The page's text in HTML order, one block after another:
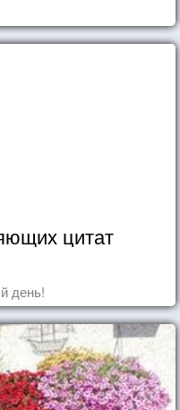
цитат
день!